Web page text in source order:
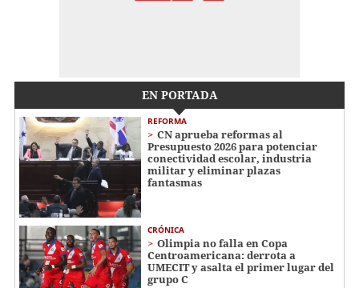
EN PORTADA
REFORMA
CN aprueba reformas al
Presupuesto 2026 para potenciar
conectividad escolar, industria
militar y eliminar plazas
fantasmas
CRÓNICA
Olimpia no falla en Copa
Centroamericana: derrota a
UMECIT y asalta el primer lugar del
grupo C